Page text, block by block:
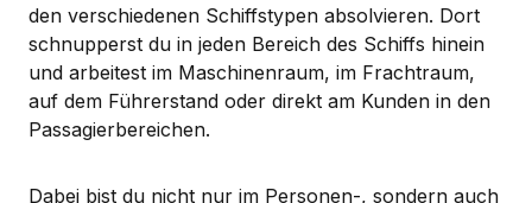
den verschiedenen Schiffstypen absolvieren. Dort
schnupperst du in jeden Bereich des Schiffs hinein
und arbeitest im Maschinenraum, im Frachtraum,
auf dem Führerstand oder direkt am Kunden in den
Passagierbereichen.
Dabei bist du nicht nur im Personen-, sondern auch